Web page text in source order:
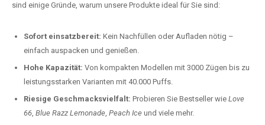
sind einige Gründe, warum unsere Produkte ideal für Sie sind:
Sofort einsatzbereit: Kein Nachfüllen oder Aufladen nötig –
einfach auspacken und genießen.
Hohe Kapazität: Von kompakten Modellen mit 3000 Zügen bis zu
leistungsstarken Varianten mit 40.000 Puffs.
Riesige Geschmacksvielfalt: Probieren Sie Bestseller wie Love
66, Blue Razz Lemonade, Peach Ice und viele mehr.